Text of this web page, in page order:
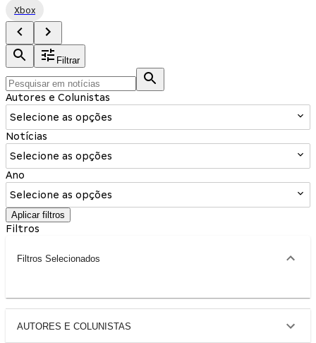
Xbox
Filtrar
Autores e Colunistas
Selecione as opções
Notícias
Selecione as opções
Ano
Selecione as opções
Aplicar filtros
Filtros
Filtros Selecionados
AUTORES E COLUNISTAS